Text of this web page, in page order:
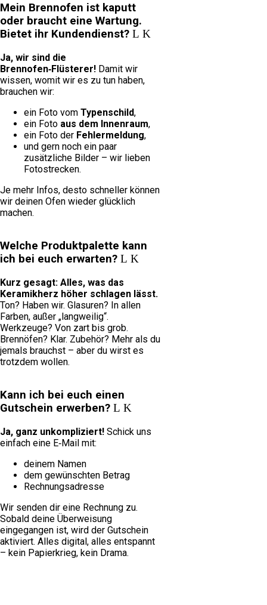
Mein Brennofen ist kaputt
oder braucht eine Wartung.
Bietet ihr Kundendienst?
Ja, wir sind die
Brennofen‑Flüsterer! Damit wir
wissen, womit wir es zu tun haben,
brauchen wir:
ein Foto vom Typenschild,
ein Foto aus dem Innenraum,
ein Foto der Fehlermeldung,
und gern noch ein paar
zusätzliche Bilder – wir lieben
Fotostrecken.
Je mehr Infos, desto schneller können
wir deinen Ofen wieder glücklich
machen.
Welche Produktpalette kann
ich bei euch erwarten?
Kurz gesagt: Alles, was das
Keramikherz höher schlagen lässt.
Ton? Haben wir. Glasuren? In allen
Farben, außer „langweilig“.
Werkzeuge? Von zart bis grob.
Brennöfen? Klar. Zubehör? Mehr als du
jemals brauchst – aber du wirst es
trotzdem wollen.
Kann ich bei euch einen
Gutschein erwerben?
Ja, ganz unkompliziert! Schick uns
einfach eine E‑Mail mit:
deinem Namen
dem gewünschten Betrag
Rechnungsadresse
Wir senden dir eine Rechnung zu.
Sobald deine Überweisung
eingegangen ist, wird der Gutschein
aktiviert. Alles digital, alles entspannt
– kein Papierkrieg, kein Drama.